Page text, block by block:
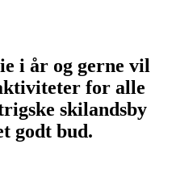
i år og gerne vil
for alle
skilandsby
godt bud.